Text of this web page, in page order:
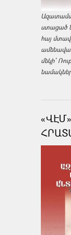
ստացած
հայ
մեկի՝